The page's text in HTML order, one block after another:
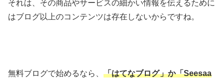
それは、その商品やサービスの細かい情報を伝えるために
はブログ以上のコンテンツは存在しないからですね。
無料ブログで始めるなら、 「はてなブログ」か「Seesaa